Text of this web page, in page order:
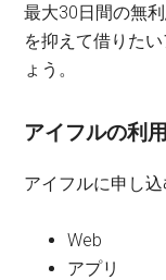
最大30日間の無
を抑えて借りた
ょう。
アイフルの利
アイフルに申し
Web
アプリ